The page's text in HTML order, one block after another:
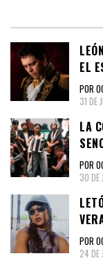
EL
POR
31 DE
LA
POR
30 DE
POR
24 DE